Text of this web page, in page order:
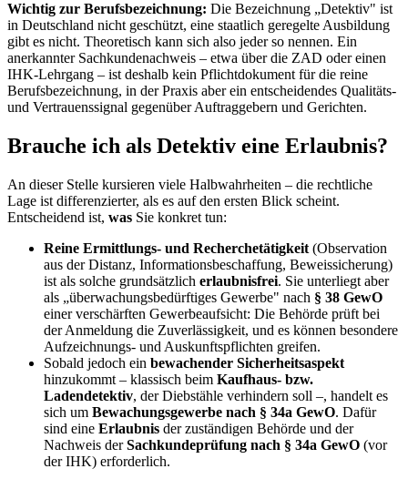
Wichtig zur Berufsbezeichnung: Die Bezeichnung „Detektiv" ist
in Deutschland nicht geschützt, eine staatlich geregelte Ausbildung
gibt es nicht. Theoretisch kann sich also jeder so nennen. Ein
anerkannter Sachkundenachweis – etwa über die ZAD oder einen
IHK-Lehrgang – ist deshalb kein Pflichtdokument für die reine
Berufsbezeichnung, in der Praxis aber ein entscheidendes Qualitäts-
und Vertrauenssignal gegenüber Auftraggebern und Gerichten.
Brauche ich als Detektiv eine Erlaubnis?
An dieser Stelle kursieren viele Halbwahrheiten – die rechtliche
Lage ist differenzierter, als es auf den ersten Blick scheint.
Entscheidend ist, was Sie konkret tun:
Reine Ermittlungs- und Recherchetätigkeit (Observation
aus der Distanz, Informationsbeschaffung, Beweissicherung)
ist als solche grundsätzlich erlaubnisfrei. Sie unterliegt aber
als „überwachungsbedürftiges Gewerbe" nach § 38 GewO
einer verschärften Gewerbeaufsicht: Die Behörde prüft bei
der Anmeldung die Zuverlässigkeit, und es können besondere
Aufzeichnungs- und Auskunftspflichten greifen.
Sobald jedoch ein bewachender Sicherheitsaspekt
hinzukommt – klassisch beim Kaufhaus- bzw.
Ladendetektiv, der Diebstähle verhindern soll –, handelt es
sich um Bewachungsgewerbe nach § 34a GewO. Dafür
sind eine Erlaubnis der zuständigen Behörde und der
Nachweis derSachkundeprüfung nach § 34a GewO (vor
der IHK) erforderlich.